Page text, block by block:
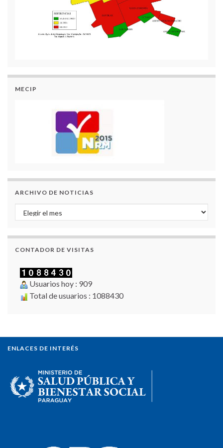
MECIP
ARCHIVO DE NOTICIAS
Archivo de Noticias
CONTADOR DE VISITAS
Usuarios hoy : 909
Total de usuarios : 1088430
ENLACES DE INTERÉS